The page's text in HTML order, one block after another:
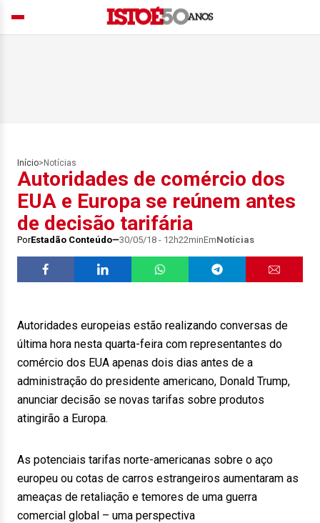
Início> Notícias
Autoridades de comércio dos
EUA e Europa se reúnem antes
de decisão tarifária
PorEstadão Conteúdo 30/05/18 - 12h22minEmNotícias
Autoridades europeias estão realizando conversas de
última hora nesta quarta-feira com representantes do
comércio dos EUA apenas dois dias antes de a
administração do presidente americano, Donald Trump,
anunciar decisão se novas tarifas sobre produtos
atingirão a Europa.
As potenciais tarifas norte-americanas sobre o aço
europeu ou cotas de carros estrangeiros aumentaram as
ameaças de retaliação e temores de uma guerra
comercial global – uma perspectiva